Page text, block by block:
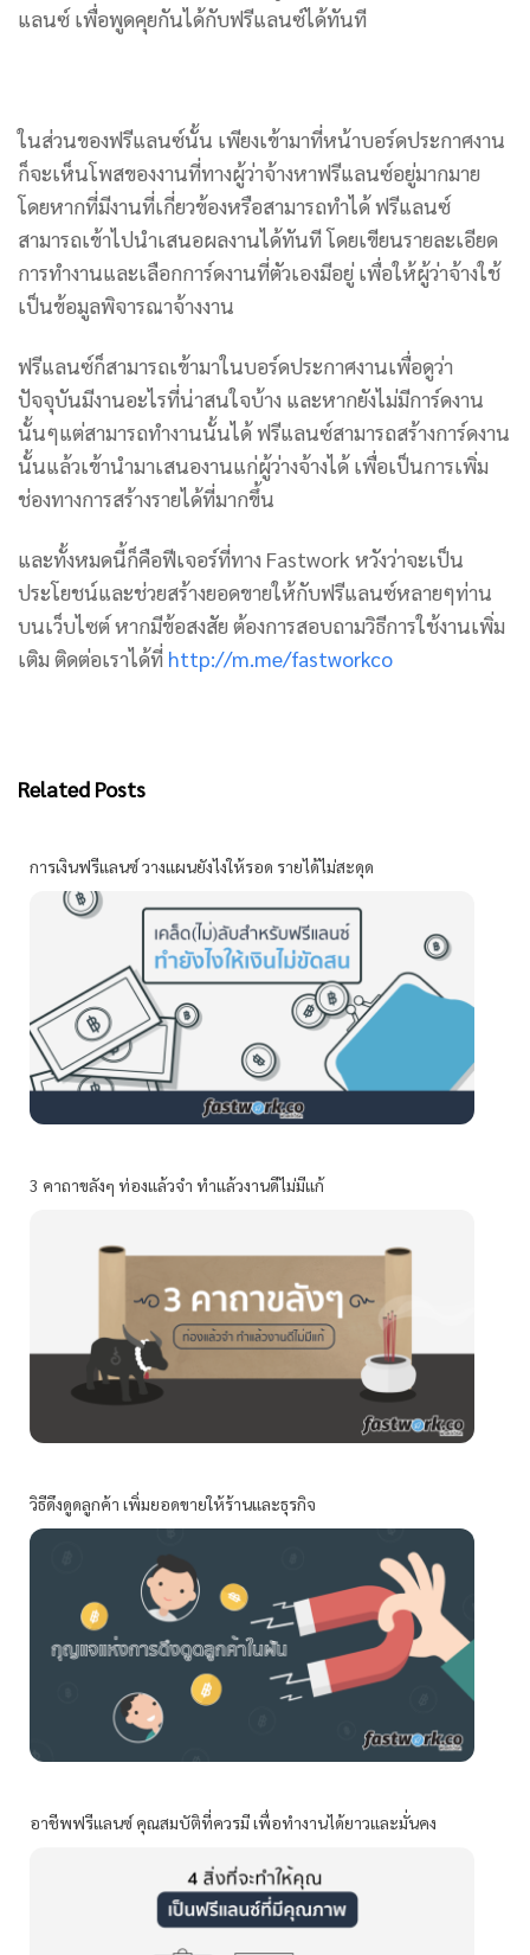
แลนซ์ เพื่อพูดคุยกันได้กับฟรีแลนซ์ได้ทันที
ในส่วนของฟรีแลนซ์นั้น เพียงเข้ามาที่หน้าบอร์ดประกาศงาน
ก็จะเห็นโพสของงานที่ทางผู้ว่าจ้างหาฟรีแลนซ์อยู่มากมาย
โดยหากที่มีงานที่เกี่ยวข้องหรือสามารถทำได้ ฟรีแลนซ์
สามารถเข้าไปนำเสนอผลงานได้ทันที โดยเขียนรายละเอียด
การทำงานและเลือกการ์ดงานที่ตัวเองมีอยู่ เพื่อให้ผู้ว่าจ้างใช้
เป็นข้อมูลพิจารณาจ้างงาน
ฟรีแลนซ์ก็สามารถเข้ามาในบอร์ดประกาศงานเพื่อดูว่า
ปัจจุบันมีงานอะไรที่น่าสนใจบ้าง และหากยังไม่มีการ์ดงาน
นั้นๆแต่สามารถทำงานนั้นได้ ฟรีแลนซ์สามารถสร้างการ์ดงาน
นั้นแล้วเข้านำมาเสนองานแก่ผู้ว่างจ้างได้ เพื่อเป็นการเพิ่ม
ช่องทางการสร้างรายได้ที่มากขึ้น
และทั้งหมดนี้ก็คือฟีเจอร์ที่ทาง Fastwork หวังว่าจะเป็น
ประโยชน์และช่วยสร้างยอดขายให้กับฟรีแลนซ์หลายๆท่าน
บนเว็บไซต์ หากมีข้อสงสัย ต้องการสอบถามวิธีการใช้งานเพิ่ม
เติม ติดต่อเราได้ที่ http://m.me/fastworkco
Related Posts
การเงินฟรีแลนซ์ วางแผนยังไงให้รอด รายได้ไม่สะดุด
3 คาถาขลังๆ ท่องแล้วจำ ทำแล้วงานดีไม่มีแก้
วิธีดึงดูดลูกค้า เพิ่มยอดขายให้ร้านและธุรกิจ
อาชีพฟรีแลนซ์ คุณสมบัติที่ควรมี เพื่อทำงานได้ยาวและมั่นคง